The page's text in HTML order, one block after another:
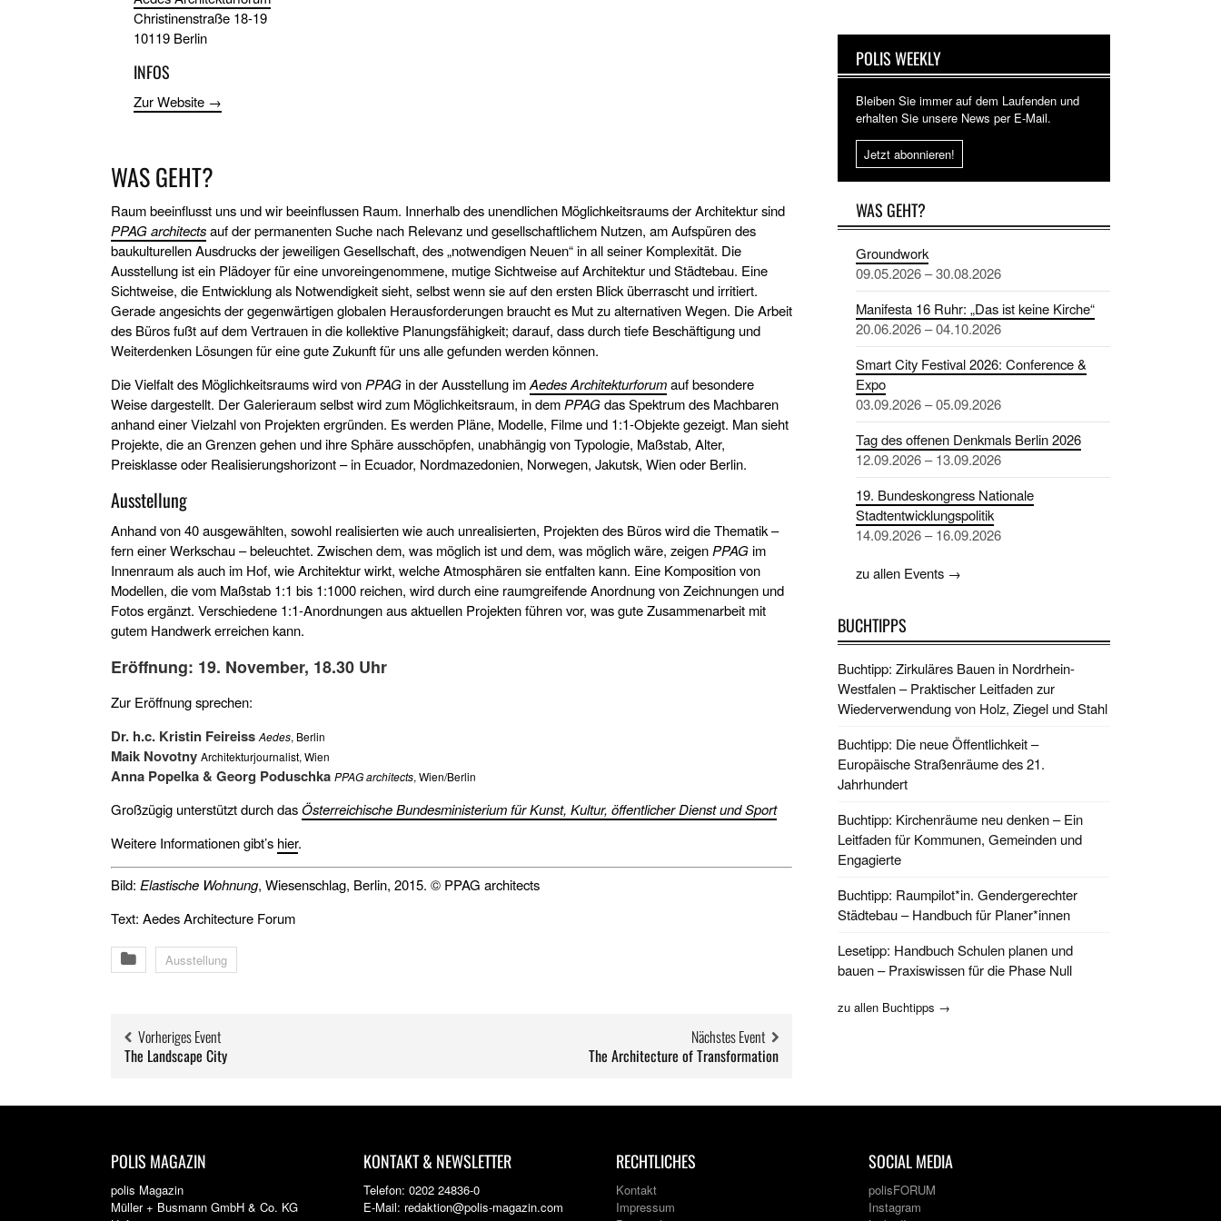
Christinenstraße 18-19
10119 Berlin
INFOS
Zur Website →
WAS GEHT?
Raum beeinflusst uns und wir beeinflussen Raum. Innerhalb des unendlichen Möglichkeitsraums der Architektur sind
PPAG architectsauf der permanenten Suche nach Relevanz und gesellschaftlichem Nutzen, am Aufspüren des
baukulturellen Ausdrucks der jeweiligen Gesellschaft, des „notwendigen Neuen“ in all seiner Komplexität. Die
Ausstellung ist ein Plädoyer für eine unvoreingenommene, mutige Sichtweise auf Architektur und Städtebau. Eine
Sichtweise, die Entwicklung als Notwendigkeit sieht, selbst wenn sie auf den ersten Blick überrascht und irritiert.
Gerade angesichts der gegenwärtigen globalen Herausforderungen braucht es Mut zu alternativen Wegen. Die Arbeit
des Büros fußt auf dem Vertrauen in die kollektive Planungsfähigkeit; darauf, dass durch tiefe Beschäftigung und
Weiterdenken Lösungen für eine gute Zukunft für uns alle gefunden werden können.
Die Vielfalt des Möglichkeitsraums wird vonPPAGin der Ausstellung imAedes Architekturforumauf besondere
Weise dargestellt. Der Galerieraum selbst wird zum Möglichkeitsraum, in demPPAGdas Spektrum des Machbaren
anhand einer Vielzahl von Projekten ergründen. Es werden Pläne, Modelle, Filme und 1:1-Objekte gezeigt. Man sieht
Projekte, die an Grenzen gehen und ihre Sphäre ausschöpfen, unabhängig von Typologie, Maßstab, Alter,
Preisklasse oder Realisierungshorizont – in Ecuador, Nordmazedonien, Norwegen, Jakutsk, Wien oder Berlin.
Ausstellung
Anhand von 40 ausgewählten, sowohl realisierten wie auch unrealisierten, Projekten des Büros wird die Thematik –
fern einer Werkschau – beleuchtet. Zwischen dem, was möglich ist und dem, was möglich wäre, zeigenPPAGim
Innenraum als auch im Hof, wie Architektur wirkt, welche Atmosphären sie entfalten kann. Eine Komposition von
Modellen, die vom Maßstab 1:1 bis 1:1000 reichen, wird durch eine raumgreifende Anordnung von Zeichnungen und
Fotos ergänzt. Verschiedene 1:1-Anordnungen aus aktuellen Projekten führen vor, was gute Zusammenarbeit mit
gutem Handwerk erreichen kann.
Eröffnung: 19. November, 18.30 Uhr
Zur Eröffnung sprechen:
Dr. h.c. Kristin Feireiss Aedes, Berlin
Maik Novotny Architekturjournalist, Wien
Anna Popelka & Georg Poduschka PPAG architects, Wien/Berlin
Großzügig unterstützt durch dasÖsterreichische Bundesministerium für Kunst, Kultur, öffentlicher Dienst und Sport
Weitere Informationen gibt’s hier.
Bild: Elastische Wohnung, Wiesenschlag, Berlin, 2015. © PPAG architects
Text: Aedes Architecture Forum
Ausstellung
Vorheriges Event
The Landscape City
Nächstes Event
The Architecture of Transformation
POLIS WEEKLY
Bleiben Sie immer auf dem Laufenden und
erhalten Sie unsere News per E-Mail.
Jetzt abonnieren!
WAS GEHT?
Groundwork
09.05.2026 – 30.08.2026
Manifesta 16 Ruhr: „Das ist keine Kirche“
20.06.2026 – 04.10.2026
Smart City Festival 2026: Conference &
Expo
03.09.2026 – 05.09.2026
Tag des offenen Denkmals Berlin 2026
12.09.2026 – 13.09.2026
19. Bundeskongress Nationale
Stadtentwicklungspolitik
14.09.2026 – 16.09.2026
zu allen Events →
BUCHTIPPS
Buchtipp: Zirkuläres Bauen in Nordrhein-
Westfalen – Praktischer Leitfaden zur
Wiederverwendung von Holz, Ziegel und Stahl
Buchtipp: Die neue Öffentlichkeit –
Europäische Straßenräume des 21.
Jahrhundert
Buchtipp: Kirchenräume neu denken – Ein
Leitfaden für Kommunen, Gemeinden und
Engagierte
Buchtipp: Raumpilot*in. Gendergerechter
Städtebau – Handbuch für Planer*innen
Lesetipp: Handbuch Schulen planen und
bauen – Praxiswissen für die Phase Null
zu allen Buchtipps →
POLIS MAGAZIN
polis Magazin
Müller + Busmann GmbH & Co. KG
KONTAKT & NEWSLETTER
Telefon: 0202 24836-0
E-Mail: redaktion@polis-magazin.com
RECHTLICHES
Kontakt
Impressum
SOCIAL MEDIA
polisFORUM
Instagram